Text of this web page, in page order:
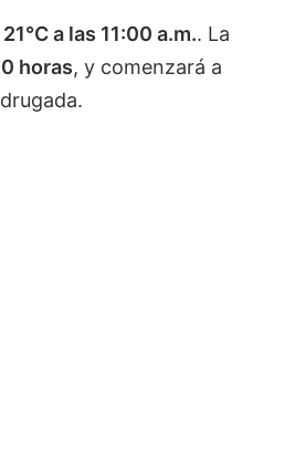
21°C a las 11:00 a.m.. La
horas, y comenzará a